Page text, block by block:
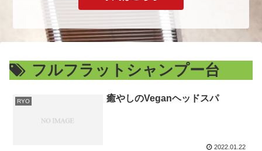
フルフラットシャンプー台
RYO 癒やしのVeganヘッドスパ
2022.01.22